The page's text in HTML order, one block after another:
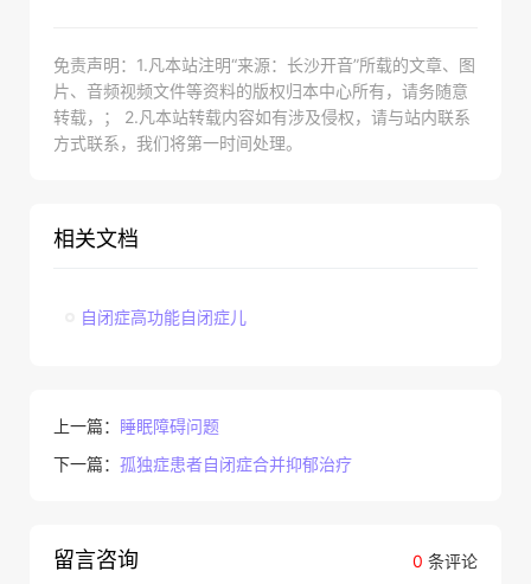
免责声明：1.凡本站注明“来源：长沙开音”所载的文章、图
片、音频视频文件等资料的版权归本中心所有，请务随意
转载，； 2.凡本站转载内容如有涉及侵权，请与站内联系
方式联系，我们将第一时间处理。
相关文档
自闭症高功能自闭症儿
上一篇： 睡眠障碍问题
下一篇： 孤独症患者自闭症合并抑郁治疗
0 条评论
留言咨询